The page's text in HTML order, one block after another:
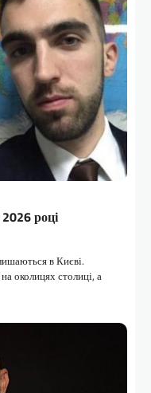
році
в Києві.
околицях столиці, а